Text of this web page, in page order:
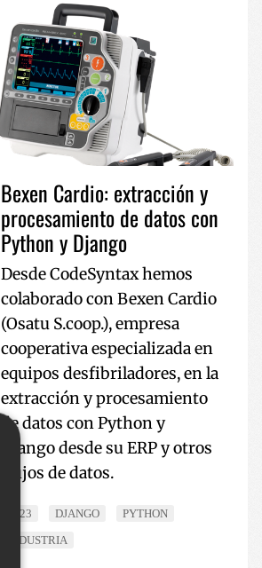
Bexen Cardio: extracción y
procesamiento de datos con
Python y Django
Desde CodeSyntax hemos
colaborado con Bexen Cardio
(Osatu S.coop.), empresa
cooperativa especializada en
equipos desfibriladores, en la
extracción y procesamiento
de datos con Python y
Django desde su ERP y otros
flujos de datos.
2023 DJANGO
PYTHON
INDUSTRIA